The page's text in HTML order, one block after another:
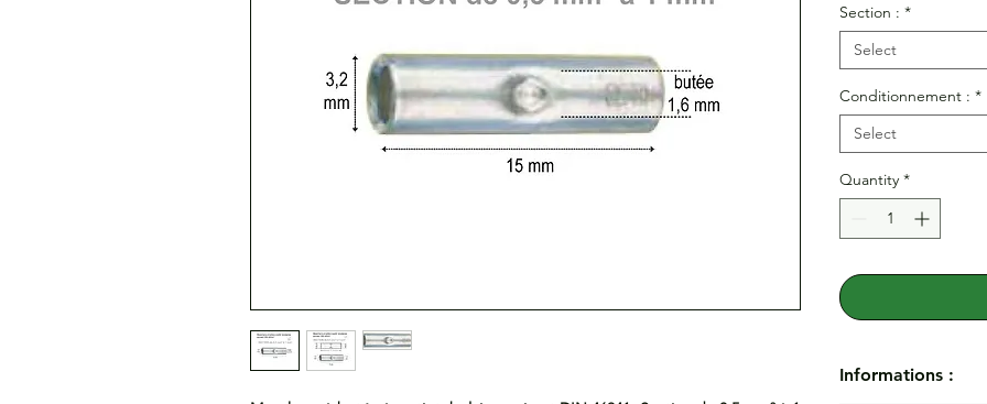
Section : *
Select
Conditionnement : *
Select
Quantity *
Informations :